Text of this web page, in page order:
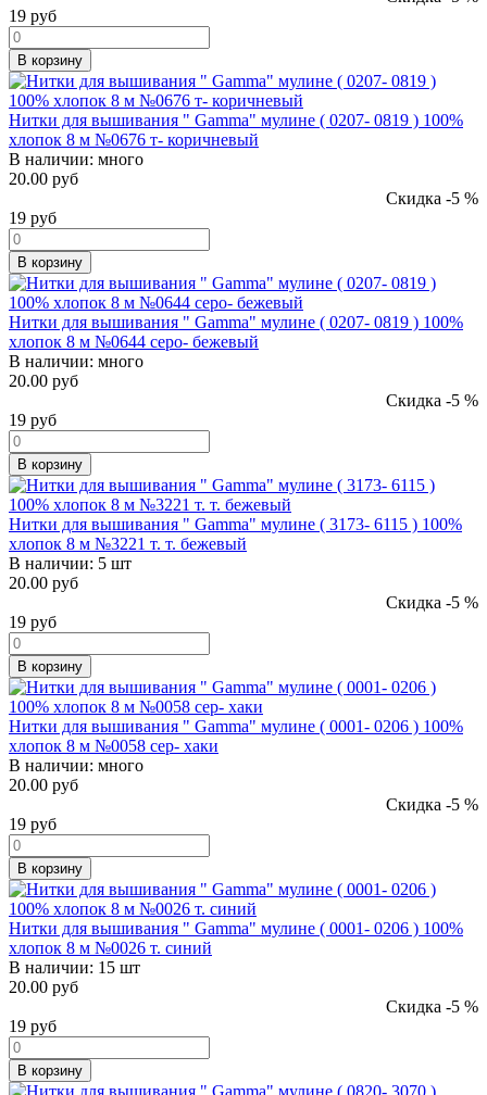
19 руб
В корзину
Нитки для вышивания " Gamma" мулине ( 0207- 0819 ) 100%
хлопок 8 м №0676 т- коричневый
В наличии: много
20.00 руб
Скидка -5 %
19 руб
В корзину
Нитки для вышивания " Gamma" мулине ( 0207- 0819 ) 100%
хлопок 8 м №0644 серо- бежевый
В наличии: много
20.00 руб
Скидка -5 %
19 руб
В корзину
Нитки для вышивания " Gamma" мулине ( 3173- 6115 ) 100%
хлопок 8 м №3221 т. т. бежевый
В наличии: 5 шт
20.00 руб
Скидка -5 %
19 руб
В корзину
Нитки для вышивания " Gamma" мулине ( 0001- 0206 ) 100%
хлопок 8 м №0058 сер- хаки
В наличии: много
20.00 руб
Скидка -5 %
19 руб
В корзину
Нитки для вышивания " Gamma" мулине ( 0001- 0206 ) 100%
хлопок 8 м №0026 т. синий
В наличии: 15 шт
20.00 руб
Скидка -5 %
19 руб
В корзину